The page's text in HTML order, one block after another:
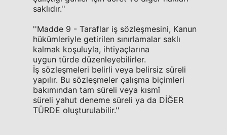
saklıdır.''
''Madde 9 - Taraflar iş sözleşmesini, Kanun
hükümleriyle getirilen sınırlamalar saklı
kalmak koşuluyla, ihtiyaçlarına
uygun türde düzenleyebilirler.
İş sözleşmeleri belirli veya belirsiz süreli
yapılır. Bu sözleşmeler çalışma biçimleri
bakımından tam süreli veya kısmî
süreli yahut deneme süreli ya da DİĞER
TÜRDE oluşturulabilir.''